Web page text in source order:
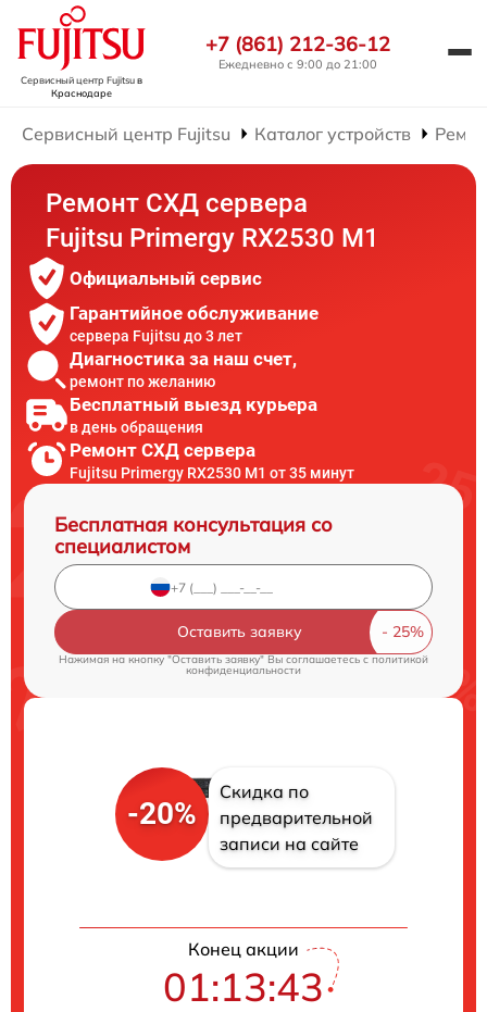
Сервисный центр Fujitsuв
Краснодаре
+7 (861) 212-36-12
Ежедневно с 9:00 до 21:00
Сервисный центр Fujitsu Каталог устройств
Ремонт СХД сервера
Fujitsu Primergy RX2530 M1
Официальный сервис
Гарантийное обслуживание
сервера Fujitsu до 3 лет
Диагностика за наш счет,
ремонт по желанию
Бесплатный выезд курьера
в день обращения
Ремонт СХД сервера
Fujitsu Primergy RX2530 M1 от 35 минут
Бесплатная консультация со
специалистом
Оставить заявку
Нажимая на кнопку "Оставить заявку" Вы соглашаетесь cполитикой
конфиденциальности
-20%
Скидка по
предварительной
записи на сайте
Конец акции
01:13:42